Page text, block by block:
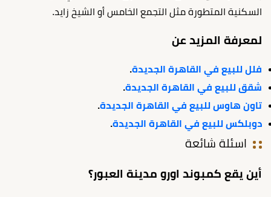
السكنية المتطورة مثل التجمع الخامس أو الشيخ زايد.
لمعرفة المزيد عن
فلل للبيع في القاهرة الجديدة.
شقق للبيع في القاهرة الجديدة.
تاون هاوس للبيع في القاهرة الجديدة.
دوبلكس للبيع في القاهرة الجديدة.
اسئلة شائعة
أين يقع كمبوند اورو مدينة العبور؟